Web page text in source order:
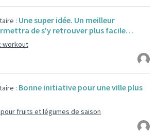
: Une super idée. Un meilleur
de s'y retrouver plus facile…
workout
: Bonne initiative pour une ville plus
fruits et légumes de saison